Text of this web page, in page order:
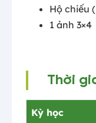
Hộ chiếu
1 ảnh 3×4
Thời
Kỳ học